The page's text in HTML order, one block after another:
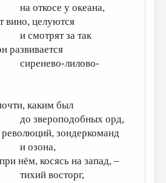
у океана,
вино, целуются
за так
развивается
лилово-
каким был
орд,
зондеркоманд
нём, косясь на запад, –
восторг,